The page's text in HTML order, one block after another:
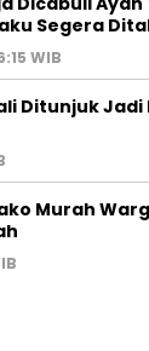
Segera
WIB
Ditunjuk Jadi
Murah